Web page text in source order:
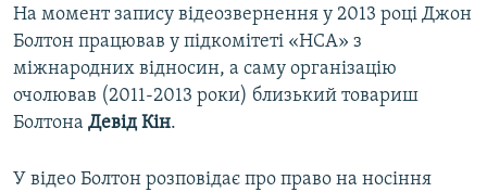
На момент запису відеозвернення у 2013 році Джон
Болтон працював у підкомітеті «НСА» з
міжнародних відносин, а саму організацію
очолював (2011-2013 роки) близький товариш
Болтона Девід Кін.
У відео Болтон розповідає про право на носіння